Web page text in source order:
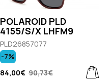
POLAROID PLD
4155/S/X LHFM9
PLD26857077
84,00€ 90,73€
-7%